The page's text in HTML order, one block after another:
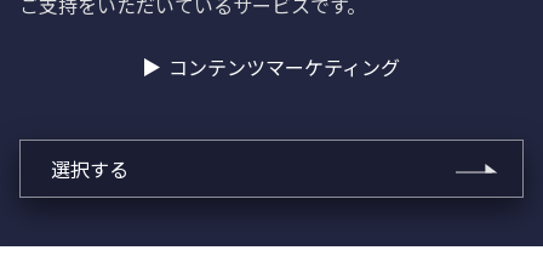
コンテンツマーケティング
選択する